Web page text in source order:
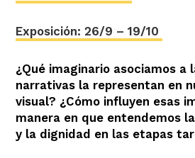
Exposición: 26/9 – 19/10
¿Qué imaginario asociamos a
narrativas la representan en
visual? ¿Cómo influyen esas
manera en que entendemos
y la dignidad en las etapas